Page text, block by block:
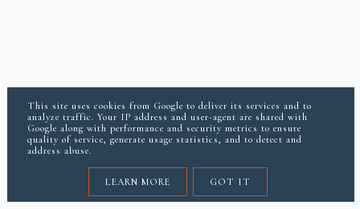
This site uses cookies from Google to deliver its services and to
analyze traffic. Your IP address and user-agent are shared with
Google along with performance and security metrics to ensure
quality of service, generate usage statistics, and to detect and
address abuse.
LEARN MORE GOT IT